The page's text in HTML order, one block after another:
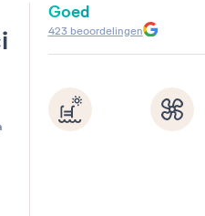
Goed
423beoordelingen